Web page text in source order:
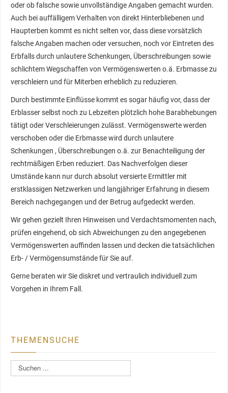
oder ob falsche sowie unvollständige Angaben gemacht wurden.
Auch bei auffälligem Verhalten von direkt Hinterbliebenen und
Haupterben kommt es nicht selten vor, dass diese vorsätzlich
falsche Angaben machen oder versuchen, noch vor Eintreten des
Erbfalls durch unlautere Schenkungen, Überschreibungen sowie
schlichtem Wegschaffen von Vermögenswerten o.ä. Erbmasse zu
verschleiern und für Miterben erheblich zu reduzieren.
Durch bestimmte Einflüsse kommt es sogar häufig vor, dass der
Erblasser selbst noch zu Lebzeiten plötzlich hohe Barabhebungen
tätigt oder Verschleierungen zulässt. Vermögenswerte werden
verschoben oder die Erbmasse wird durch unlautere
Schenkungen , Überschreibungen o.ä. zur Benachteiligung der
rechtmäßigen Erben reduziert. Das Nachverfolgen dieser
Umstände kann nur durch absolut versierte Ermittler mit
erstklassigen Netzwerken und langjähriger Erfahrung in diesem
Bereich nachgegangen und der Betrug aufgedeckt werden.
Wir gehen gezielt Ihren Hinweisen und Verdachtsmomenten nach,
prüfen eingehend, ob sich Abweichungen zu den angegebenen
Vermögenswerten auffinden lassen und decken die tatsächlichen
Erb- / Vermögensumstände für Sie auf.
Gerne beraten wir Sie diskret und vertraulich individuell zum
Vorgehen in Ihrem Fall.
THEMENSUCHE
u